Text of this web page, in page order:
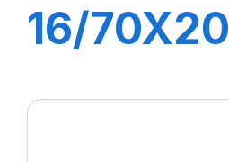
16/70X20